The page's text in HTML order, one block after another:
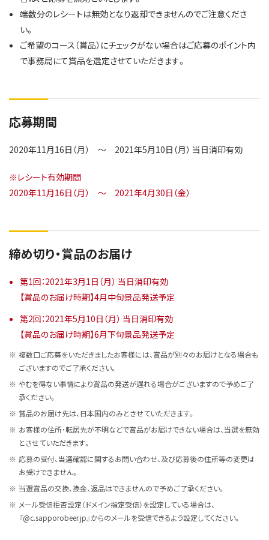
端数分のレシートは無効となり返却できませんのでご注意くださ
い。
ご希望のコース（賞品）にチェックがない場合はご応募のポイント内
で事務局にて賞品を選定させていただきます。
応募期間
2020年11月16日（月） ～ 2021年5月10日（月） 当日消印有効
※レシート有効期間
2020年11月16日（月） ～ 2021年4月30日（金）
締め切り・賞品のお届け
第1回：2021年3月1日（月） 当日消印有効
【賞品のお届け時期】4月中旬景品発送予定
第2回：2021年5月10日（月） 当日消印有効
【賞品のお届け時期】6月下旬景品発送予定
複数口ご応募をいただきましたお客様には、賞品が別々のお届けとなる場合も
ございますのでご了承ください。
やむを得ない事情により賞品の発送が遅れる場合がございますので予めご了
承ください。
賞品のお届け先は、日本国内のみとさせていただきます。
お客様の住所・転居先が不明などで賞品がお届けできない場合は、当選を無効
とさせていただきます。
応募の受付、当選確認に関するお問い合わせ、及び応募後の住所等の変更は
お受けできません。
当選賞品の交換、換金、返品はできませんので予めご了承ください。
メール受信拒否設定（ドメイン指定受信）を設定している場合は、
『@c.sapporobeer.jp』からのメールを受信できるよう設定してください。